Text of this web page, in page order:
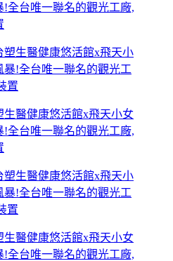
全台唯一聯名的觀光工廠,
醫健康悠活館x飛天小女
全台唯一聯名的觀光工廠,
醫健康悠活館x飛天小女
全台唯一聯名的觀光工廠,